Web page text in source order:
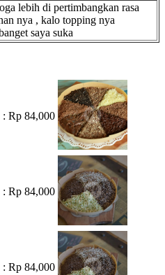
lebih di pertimbangkan rasa
nya , kalo topping nya
saya suka
: Rp 84,000
: Rp 84,000
: Rp 84,000